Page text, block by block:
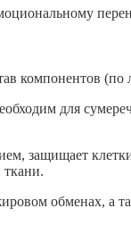
компонентов (по
для
защищает
обменах, а